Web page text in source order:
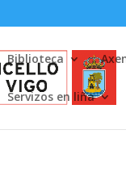
Biblioteca
Servizos en liña